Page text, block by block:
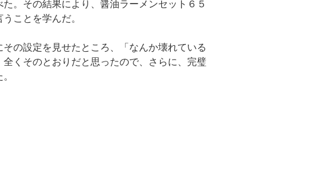
。その結果により、醤油ラーメンセット６５
ことを学んだ。
の設定を見せたところ、「なんか壊れている
くそのとおりだと思ったので、さらに、完璧